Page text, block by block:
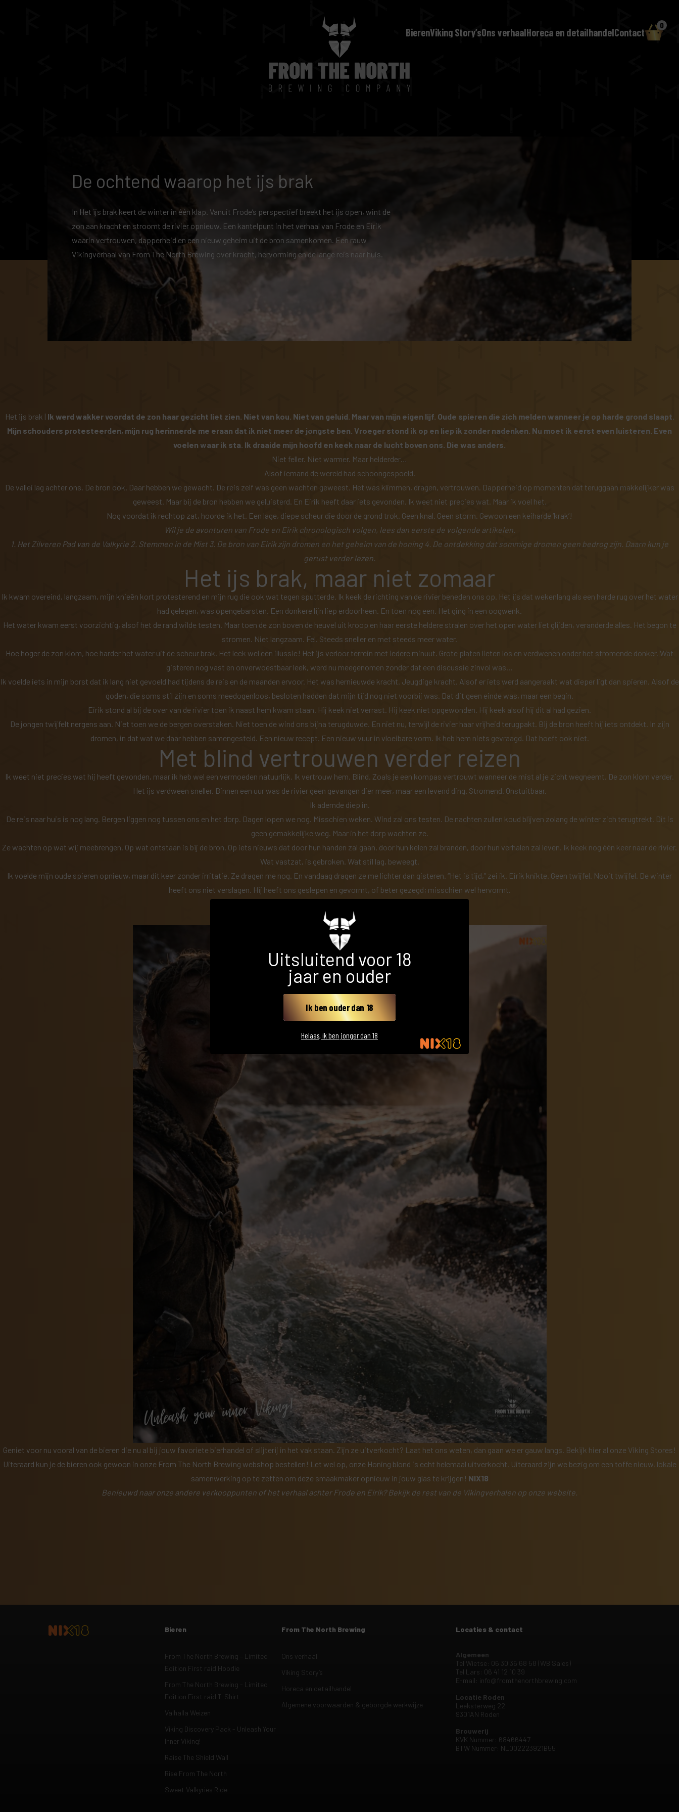
Uitsluitend voor 18
jaar en ouder
Ik ben ouder dan 18
Helaas, ik ben jonger dan 18
BierenViking Story’sOns verhaalHoreca en detailhandelContact
0
De ochtend waarop het ijs brak
In Het ijs brak keert de winter in één klap. Vanuit Frode’s perspectief breekt het ijs open, wint de
zon aan kracht en stroomt de rivier opnieuw. Een kantelpunt in het verhaal van Frode en Eirik
waarin vertrouwen, dapperheid en een nieuw geheim uit de bron samenkomen. Een rauw
Vikingverhaal van From The North Brewing over kracht, hervorming en de lange reis naar huis.
Het ijs brak | Ik werd wakker voordat de zon haar gezicht liet zien. Niet van kou. Niet van geluid. Maar van mijn eigen lijf. Oude spieren die zich melden wanneer je op harde grond slaapt.
Mijn schouders protesteerden, mijn rug herinnerde me eraan dat ik niet meer de jongste ben. Vroeger stond ik op en liep ik zonder nadenken. Nu moet ik eerst even luisteren. Even
voelen waar ik sta. Ik draaide mijn hoofd en keek naar de lucht boven ons. Die was anders.
Niet feller. Niet warmer. Maar helderder…
Alsof iemand de wereld had schoongespoeld.
De vallei lag achter ons. De bron ook. Daar hebben we gewacht. De reis zelf was geen wachten geweest. Het was klimmen, dragen, vertrouwen. Dapperheid op momenten dat teruggaan makkelijker was
geweest. Maar bij de bron hebben we geluisterd. En Eirik heeft daar iets gevonden. Ik weet niet precies wat. Maar ik voel het.
Nog voordat ik rechtop zat, hoorde ik het. Een lage, diepe scheur die door de grond trok. Geen knal. Geen storm. Gewoon een keiharde ‘krak’!
Wil je de avonturen van Frode en Eirik chronologisch volgen, lees dan eerste de volgende artikelen.
1. Het Zilveren Pad van de Valkyrie 2. Stemmen in de Mist3. De bron van Eirik zijn dromen en het geheim van de honing 4. De ontdekking dat sommige dromen geen bedrog zijn. Daarn kun je
gerust verder lezen.
Het ijs brak, maar niet zomaar
Ik kwam overeind, langzaam, mijn knieën kort protesterend en mijn rug die ook wat tegen sputterde. Ik keek de richting van de rivier beneden ons op. Het ijs dat wekenlang als een harde rug over het water
had gelegen, was opengebarsten. Een donkere lijn liep erdoorheen. En toen nog een. Het ging in een oogwenk.
Het water kwam eerst voorzichtig, alsof het de rand wilde testen. Maar toen de zon boven de heuvel uit kroop en haar eerste heldere stralen over het open water liet glijden, veranderde alles. Het begon te
stromen. Niet langzaam. Fel. Steeds sneller en met steeds meer water.
Hoe hoger de zon klom, hoe harder het water uit de scheur brak. Het leek wel een illussie! Het ijs verloor terrein met iedere minuut. Grote platen lieten los en verdwenen onder het stromende donker. Wat
gisteren nog vast en onverwoestbaar leek, werd nu meegenomen zonder dat een discussie zinvol was…
Ik voelde iets in mijn borst dat ik lang niet gevoeld had tijdens de reis en de maanden ervoor. Het was hernieuwde kracht. Jeugdige kracht. Alsof er iets werd aangeraakt wat dieper ligt dan spieren. Alsof de
goden, die soms stil zijn en soms meedogenloos, besloten hadden dat mijn tijd nog niet voorbij was. Dat dit geen einde was, maar een begin.
Eirik stond al bij de over van de rivier toen ik naast hem kwam staan. Hij keek niet verrast. Hij keek niet opgewonden. Hij keek alsof hij dit al had gezien.
De jongen twijfelt nergens aan. Niet toen we de bergen overstaken. Niet toen de wind ons bijna terugduwde. En niet nu, terwijl de rivier haar vrijheid terugpakt. Bij de bron heeft hij iets ontdekt. In zijn
dromen, in dat wat we daar hebben samengesteld. Een nieuw recept. Een nieuw vuur in vloeibare vorm. Ik heb hem niets gevraagd. Dat hoeft ook niet.
Met blind vertrouwen verder reizen
Ik weet niet precies wat hij heeft gevonden, maar ik heb wel een vermoeden natuurlijk. Ik vertrouw hem. Blind. Zoals je een kompas vertrouwt wanneer de mist al je zicht wegneemt. De zon klom verder.
Het ijs verdween sneller. Binnen een uur was de rivier geen gevangen dier meer, maar een levend ding. Stromend. Onstuitbaar.
Ik ademde diep in.
De reis naar huis is nog lang. Bergen liggen nog tussen ons en het dorp. Dagen lopen we nog. Misschien weken. Wind zal ons testen. De nachten zullen koud blijven zolang de winter zich terugtrekt. Dit is
geen gemakkelijke weg. Maar in het dorp wachten ze.
Ze wachten op wat wij meebrengen. Op wat ontstaan is bij de bron. Op iets nieuws dat door hun handen zal gaan, door hun kelen zal branden, door hun verhalen zal leven. Ik keek nog één keer naar de rivier.
Wat vastzat, is gebroken. Wat stil lag, beweegt.
Ik voelde mijn oude spieren opnieuw, maar dit keer zonder irritatie. Ze dragen me nog. En vandaag dragen ze me lichter dan gisteren. “Het is tijd,” zei ik. Eirik knikte. Geen twijfel. Nooit twijfel. De winter
heeft ons niet verslagen. Hij heeft ons geslepen en gevormt, of beter gezegd; misschien wel hervormt.
Geschreven doorBas, verteld door Frode.
Geniet voor nu vooral van de bieren die nu al bij jouw favoriete bierhandel of slijterij in het vak staan. Zijn ze uitverkocht? Laat het ons weten, dan gaan we er gauw langs. Bekijk hier al onze Viking Stores!
Uiteraard kun je de bieren ook gewoon in onze From The North Brewing webshop bestellen! Let wel op, onze Honing blond is echt helemaal uitverkocht. Uiteraard zijn we bezig om een toffe nieuw, lokale
samenwerking op te zetten om deze smaakmaker opnieuw in jouw glas te krijgen! NIX18
Benieuwd naar onze andere verkooppunten of het verhaal achter Frode en Eirik? Bekijk de rest van de Vikingverhalen op onze website.
Bieren
From The North Brewing – Limited
Edition First raid Hoodie
From The North Brewing - Limited
Edition First raid T-Shirt
Valhalla Weizen
Viking Discovery Pack - Unleash Your
Inner Viking!
Raise The Shield Wall
Rise From The North
Sweet Valkyries Ride
From The North Brewing
Ons verhaal
Viking Story’s
Horeca en detailhandel
Algemene voorwaarden & geborgde werkwijze
Locaties & contact
Algemeen
Tel Wietse: 06 30 36 68 58 (WB Sales)
Tel Lars: 06 41 12 10 39
E-mail: info@fromthenorthbrewing.com
Locatie Roden
Leeksterweg 22
9301AN Roden
Brouwerij
KVK Nummer: 68466447
BTW Nummer: NL002223921B55